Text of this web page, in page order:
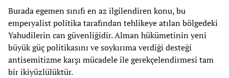
Burada egemen sınıfı en az ilgilendiren konu, bu
emperyalist politika tarafından tehlikeye atılan bölgedeki
Yahudilerin can güvenliğidir. Alman hükümetinin yeni
büyük güç politikasını ve soykırıma verdiği desteği
antisemitizme karşı mücadele ile gerekçelendirmesi tam
bir ikiyüzlülüktür.